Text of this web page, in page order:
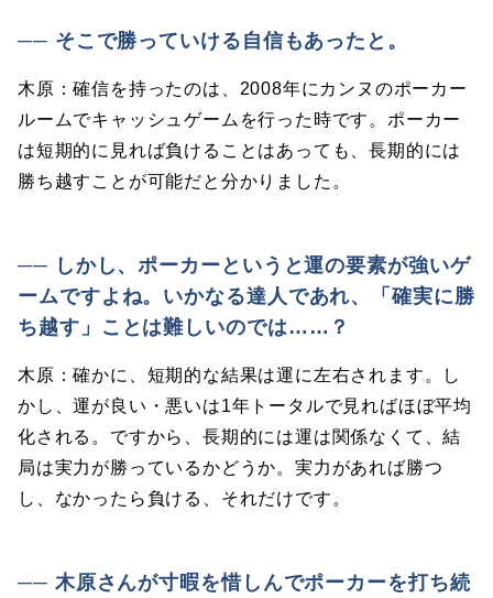
── そこで勝っていける自信もあったと。
木原：確信を持ったのは、2008年にカンヌのポーカー
ルームでキャッシュゲームを行った時です。ポーカー
は短期的に見れば負けることはあっても、長期的には
勝ち越すことが可能だと分かりました。
── しかし、ポーカーというと運の要素が強いゲ
ームですよね。いかなる達人であれ、「確実に勝
ち越す」ことは難しいのでは……？
木原：確かに、短期的な結果は運に左右されます。し
かし、運が良い・悪いは1年トータルで見ればほぼ平均
化される。ですから、長期的には運は関係なくて、結
局は実力が勝っているかどうか。実力があれば勝つ
し、なかったら負ける、それだけです。
── 木原さんが寸暇を惜しんでポーカーを打ち続